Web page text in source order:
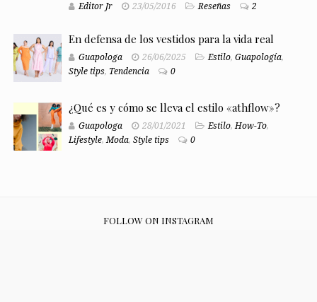
Editor Jr 23/05/2016 Reseñas 2
En defensa de los vestidos para la vida real
Guapologa 26/06/2025 Estilo, Guapología,
Style tips, Tendencia 0
¿Qué es y cómo se lleva el estilo «athflow»?
Guapologa 28/01/2021 Estilo,How-To,
Lifestyle,Moda, Style tips 0
FOLLOW ON INSTAGRAM